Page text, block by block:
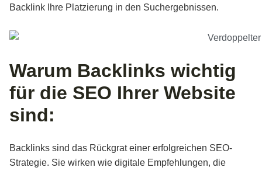
Backlink Ihre Platzierung in den Suchergebnissen.
Warum Backlinks wichtig
für die SEO Ihrer Website
sind:
Backlinks sind das Rückgrat einer erfolgreichen SEO-
Strategie. Sie wirken wie digitale Empfehlungen, die